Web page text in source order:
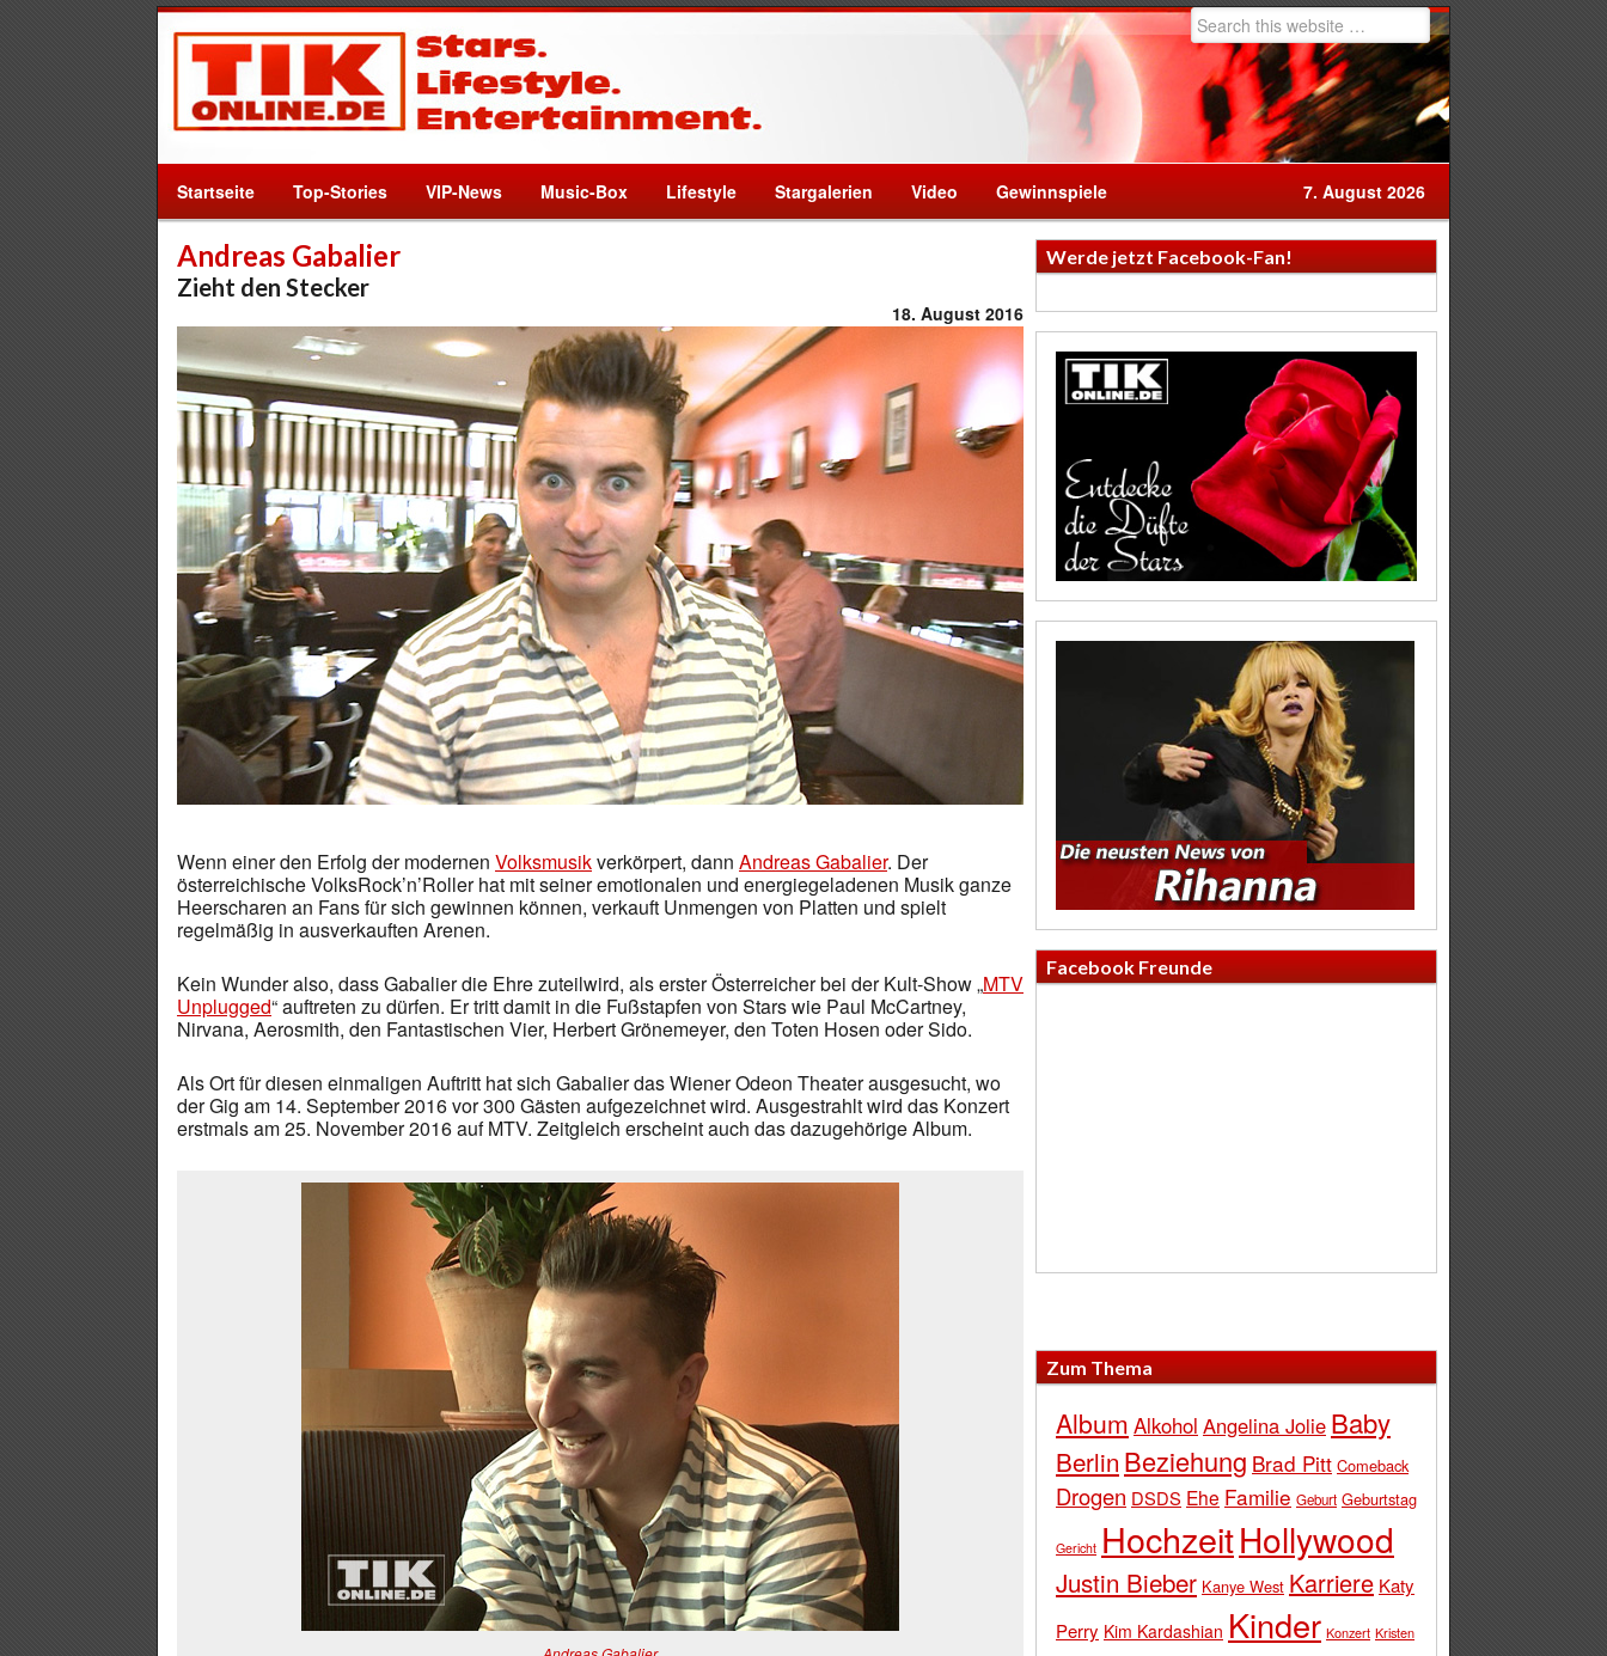
Startseite Top-Stories VIP-News Music-Box Lifestyle Stargalerien Video Gewinnspiele 7. August 2026
Andreas Gabalier
Zieht den Stecker
18. August 2016
Wenn einer den Erfolg der modernen Volksmusikverkörpert, dann Andreas Gabalier. Der
österreichische VolksRock’n’Roller hat mit seiner emotionalen und energiegeladenen Musik ganze
Heerscharen an Fans für sich gewinnen können, verkauft Unmengen von Platten und spielt
regelmäßig in ausverkauften Arenen.
Kein Wunder also, dass Gabalier die Ehre zuteilwird, als erster Österreicher bei der Kult-Show „MTV
Unplugged“ auftreten zu dürfen. Er tritt damit in die Fußstapfen von Stars wie Paul McCartney,
Nirvana, Aerosmith, den Fantastischen Vier, Herbert Grönemeyer, den Toten Hosen oder Sido.
Als Ort für diesen einmaligen Auftritt hat sich Gabalier das Wiener Odeon Theater ausgesucht, wo
der Gig am 14. September 2016 vor 300 Gästen aufgezeichnet wird. Ausgestrahlt wird das Konzert
erstmals am 25. November 2016 auf MTV. Zeitgleich erscheint auch das dazugehörige Album.
Werde jetzt Facebook-Fan!
Facebook Freunde
Zum Thema
Album Alkohol Angelina Jolie Baby
Berlin Beziehung Brad Pitt Comeback
Drogen DSDS Ehe Familie Geburt Geburtstag
Gericht HochzeitHollywood
Justin Bieber Kanye West Karriere Katy
Perry Kim Kardashian Kinder Konzert Kristen